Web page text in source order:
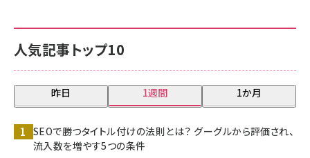
人気記事トップ10
昨日 1週間 1か月
SEOで勝つタイトル付けの法則とは？ グーグルから評価され、
流入数を増やす5つの条件